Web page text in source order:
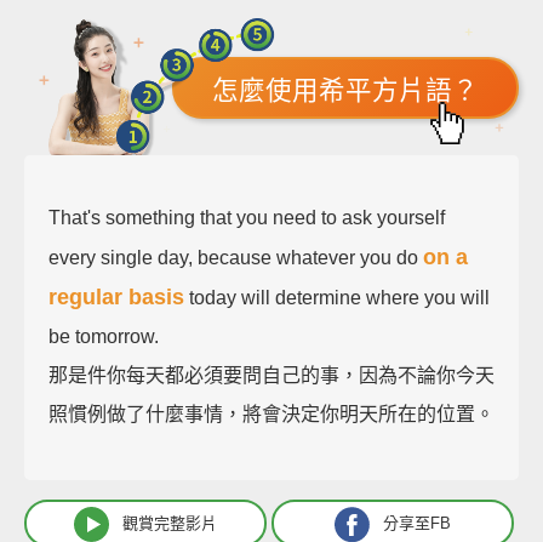
怎麼使用希平方片語？
That's something that you need to ask yourself
every single day, because whatever you do on a
regular basis today will determine where you will
be tomorrow.
那是件你每天都必須要問自己的事，因為不論你今天
照慣例做了什麼事情，將會決定你明天所在的位置。
觀賞完整影片 分享至FB